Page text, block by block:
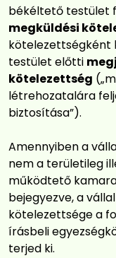
békéltető testület
megküldési
kötelezettségként
testület előtti
kötelezettség
létrehozatalára
biztosítása”).
Amennyiben a
nem a területileg
működtető
bejegyezve, a
kötelezettsége a
írásbeli
terjed ki.